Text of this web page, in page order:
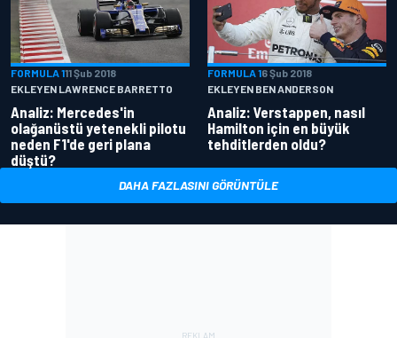
FORMULA 111 Şub 2018
EKLEYEN LAWRENCE BARRETTO
Analiz: Mercedes'in
olağanüstü yetenekli pilotu
neden F1'de geri plana
düştü?
FORMULA 16 Şub 2018
EKLEYEN BEN ANDERSON
Analiz: Verstappen, nasıl
Hamilton için en büyük
tehditlerden oldu?
DAHA FAZLASINI GÖRÜNTÜLE